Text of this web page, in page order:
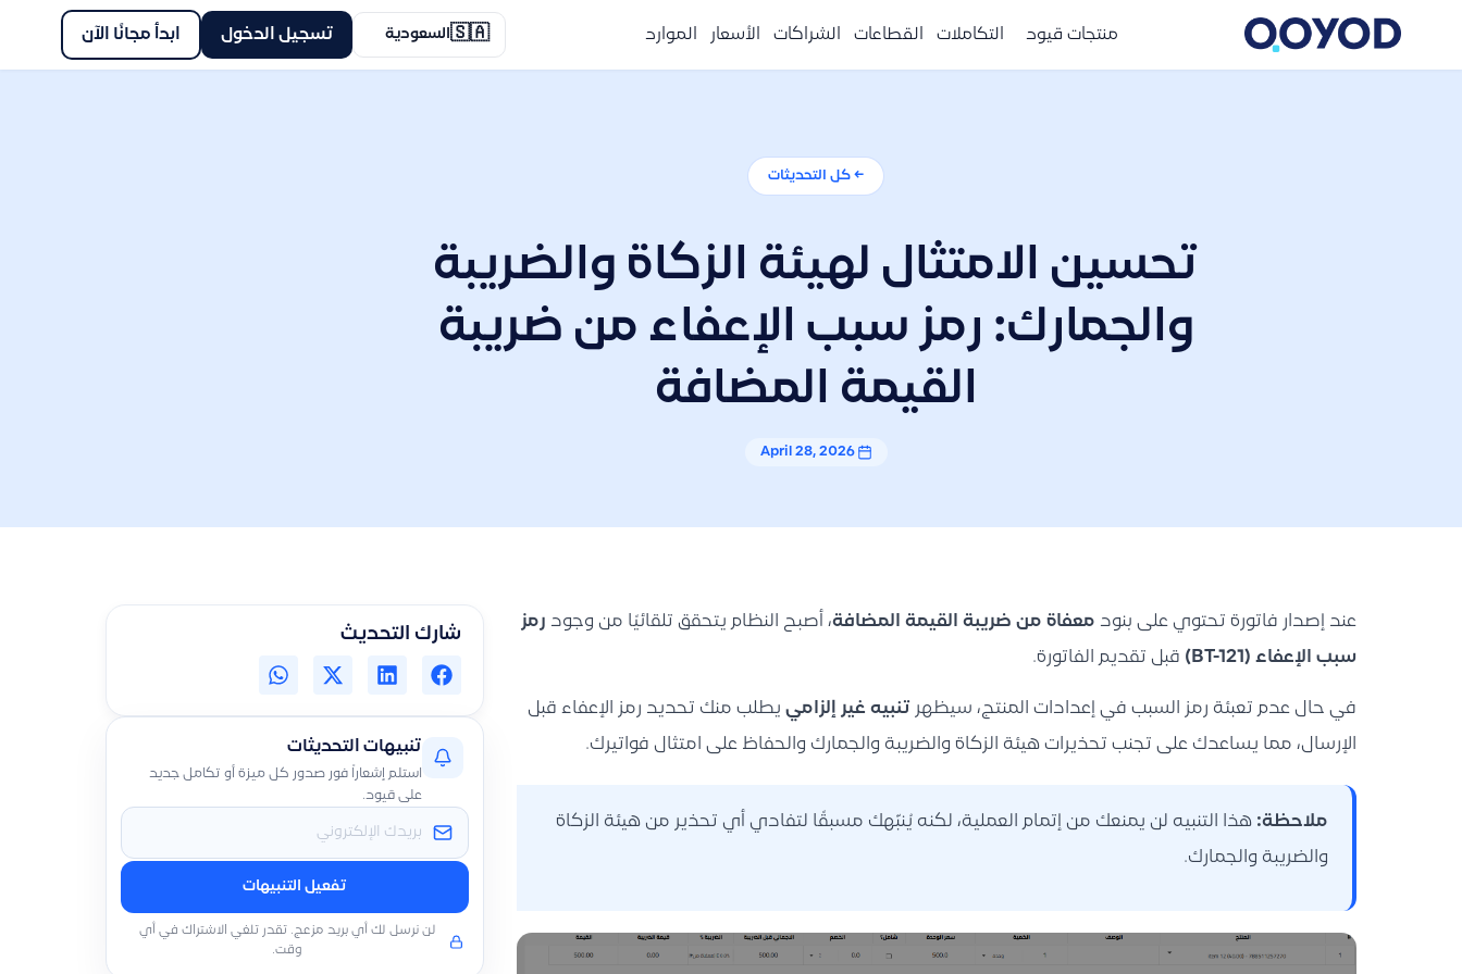
منتجات قيود التكاملات القطاعات الشراكات الأسعار الموارد 🇸🇦السعودية تسجيل الدخول ابدأ مجانًا الآن
← كل التحديثات
تحسين الامتثال لهيئة الزكاة والضريبة
والجمارك: رمز سبب الإعفاء من ضريبة
القيمة المضافة
April 28, 2026
عند إصدار فاتورة تحتوي على بنود معفاة من ضريبة القيمة المضافة، أصبح النظام يتحقق تلقائيًا من وجود رمز
سبب الإعفاء (BT-121) قبل تقديم الفاتورة.
في حال عدم تعبئة رمز السبب في إعدادات المنتج، سيظهر تنبيه غير إلزامي يطلب منك تحديد رمز الإعفاء قبل
الإرسال، مما يساعدك على تجنب تحذيرات هيئة الزكاة والضريبة والجمارك والحفاظ على امتثال فواتيرك.
ملاحظة: هذا التنبيه لن يمنعك من إتمام العملية، لكنه يُنبّهك مسبقًا لتفادي أي تحذير من هيئة الزكاة
والضريبة والجمارك.
شارك التحديث
تنبيهات التحديثات
استلم إشعاراً فور صدور كل ميزة أو تكامل جديد
على قيود.
تفعيل التنبيهات
لن نرسل لك أي بريد مزعج. تقدر تلغي الاشتراك في أي
وقت.